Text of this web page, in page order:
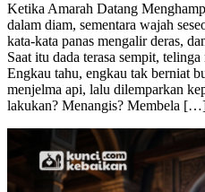
Ketika Amarah Datang
dalam diam, sementara wajah
kata-kata panas mengalir deras,
Saat itu dada terasa sempit,
Engkau tahu, engkau tak berniat
menjelma api, lalu dilemparkan
lakukan? Menangis? Membela